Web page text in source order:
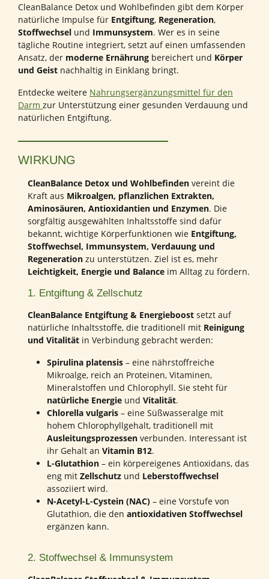
CleanBalance Detox und Wohlbefinden gibt dem Körper
natürliche Impulse für Entgiftung, Regeneration,
Stoffwechsel und Immunsystem. Wer es in seine
tägliche Routine integriert, setzt auf einen umfassenden
Ansatz, der moderne Ernährung bereichert und Körper
und Geist nachhaltig in Einklang bringt.
Entdecke weitere Nahrungsergänzungsmittel für den
Darm zur Unterstützung einer gesunden Verdauung und
natürlichen Entgiftung.
WIRKUNG
CleanBalance Detox und Wohlbefinden vereint die
Kraft aus Mikroalgen, pflanzlichen Extrakten,
Aminosäuren, Antioxidantien und Enzymen. Die
sorgfältig ausgewählten Inhaltsstoffe sind dafür
bekannt, wichtige Körperfunktionen wie Entgiftung,
Stoffwechsel, Immunsystem, Verdauung und
Regeneration zu unterstützen. Ziel ist es, mehr
Leichtigkeit, Energie und Balance im Alltag zu fördern.
1. Entgiftung & Zellschutz
CleanBalance Entgiftung & Energieboost setzt auf
natürliche Inhaltsstoffe, die traditionell mit Reinigung
und Vitalität in Verbindung gebracht werden:
Spirulina platensis – eine nährstoffreiche
Mikroalge, reich an Proteinen, Vitaminen,
Mineralstoffen und Chlorophyll. Sie steht für
natürliche Energie und Vitalität.
Chlorella vulgaris – eine Süßwasseralge mit
hohem Chlorophyllgehalt, traditionell mit
Ausleitungsprozessen verbunden. Interessant ist
ihr Gehalt an Vitamin B12.
L-Glutathion – ein körpereigenes Antioxidans, das
eng mit Zellschutz und Leberstoffwechsel
assoziiert wird.
N-Acetyl-L-Cystein (NAC) – eine Vorstufe von
Glutathion, die den antioxidativen Stoffwechsel
ergänzen kann.
2. Stoffwechsel & Immunsystem